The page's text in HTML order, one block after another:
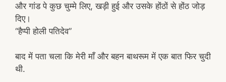
और गांड पे कुछ चुम्मे लिए, खड़ी हुई और उसके होंठों से होंठ जोड़
दिए।
“हैप्पी होली पतिदेव”
बाद में पता चला कि मेरी माँ और बहन बाथरूम में एक बात फिर चुदी
थी.